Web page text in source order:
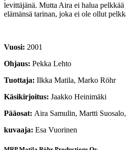
levittäjänä. Mutta Aira ei halua
elämänsä tarinan, joka ei ole ollut
2001
Pekka Lehto
Ilkka Matila, Marko Röhr
Jaakko Heinimäki
Aira Samulin, Martti
Esa Vuorinen